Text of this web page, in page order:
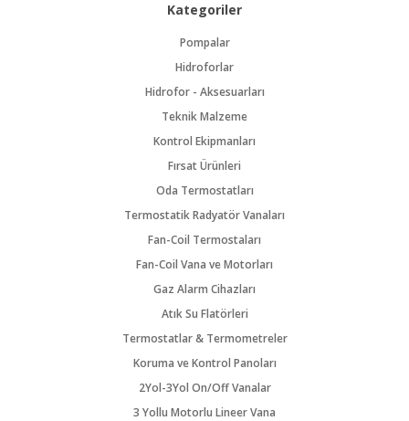
Kategoriler
Pompalar
Hidroforlar
Hidrofor - Aksesuarları
Teknik Malzeme
Kontrol Ekipmanları
Fırsat Ürünleri
Oda Termostatları
Termostatik Radyatör Vanaları
Fan-Coil Termostaları
Fan-Coil Vana ve Motorları
Gaz Alarm Cihazları
Atık Su Flatörleri
Termostatlar & Termometreler
Koruma ve Kontrol Panoları
2Yol-3Yol On/Off Vanalar
3 Yollu Motorlu Lineer Vana